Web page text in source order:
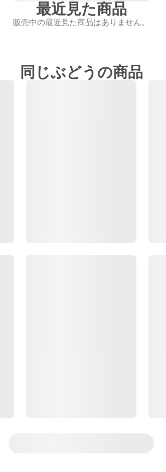
最近見た商品
販売中の最近見た商品はありません。
同じぶどうの商品